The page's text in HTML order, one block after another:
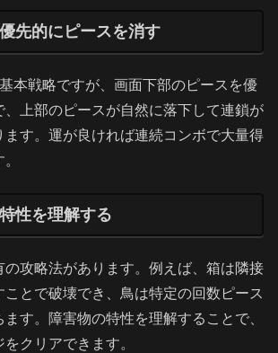
先的にピースを消す
本戦略ですが、画面下部のピースを優
、上部のピースが自然に落下して連鎖が
ます。運が良ければ連続コンボで大量得
性を理解する
の攻略法があります。例えば、箱は隣接
とで破壊でき、鳥は特定の回数ピース
す。障害物の特性を理解することで、
クリアできます。